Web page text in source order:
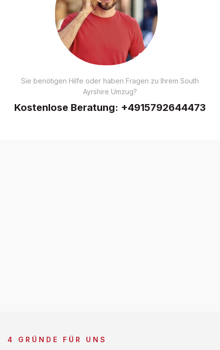
Sie benötigen Hilfe oder haben Fragen zu Ihrem South
Ayrshire Umzug?
Kostenlose Beratung: +4915792644473
4 GRÜNDE FÜR UNS